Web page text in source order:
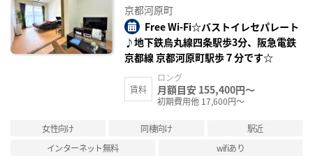
京都河原町
Free Wi-Fi☆バストイレセパレート
♪地下鉄烏丸線四条駅歩3分、阪急電鉄
京都線 京都河原町駅歩７分です☆
賃料
ロング
月額目安 155,400円～
初期費用他 17,600円～
女性向け 同棲向け
駅近
インターネット無料
wifiあり